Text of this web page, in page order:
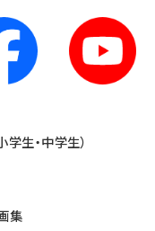
生・中学生）
集